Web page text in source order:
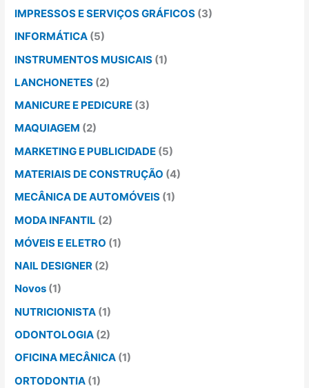
IMPRESSOS E SERVIÇOS GRÁFICOS (3)
INFORMÁTICA (5)
INSTRUMENTOS MUSICAIS (1)
LANCHONETES (2)
MANICURE E PEDICURE (3)
MAQUIAGEM (2)
MARKETING E PUBLICIDADE (5)
MATERIAIS DE CONSTRUÇÃO (4)
MECÂNICA DE AUTOMÓVEIS (1)
MODA INFANTIL (2)
MÓVEIS E ELETRO (1)
NAIL DESIGNER (2)
Novos (1)
NUTRICIONISTA (1)
ODONTOLOGIA (2)
OFICINA MECÂNICA (1)
ORTODONTIA (1)